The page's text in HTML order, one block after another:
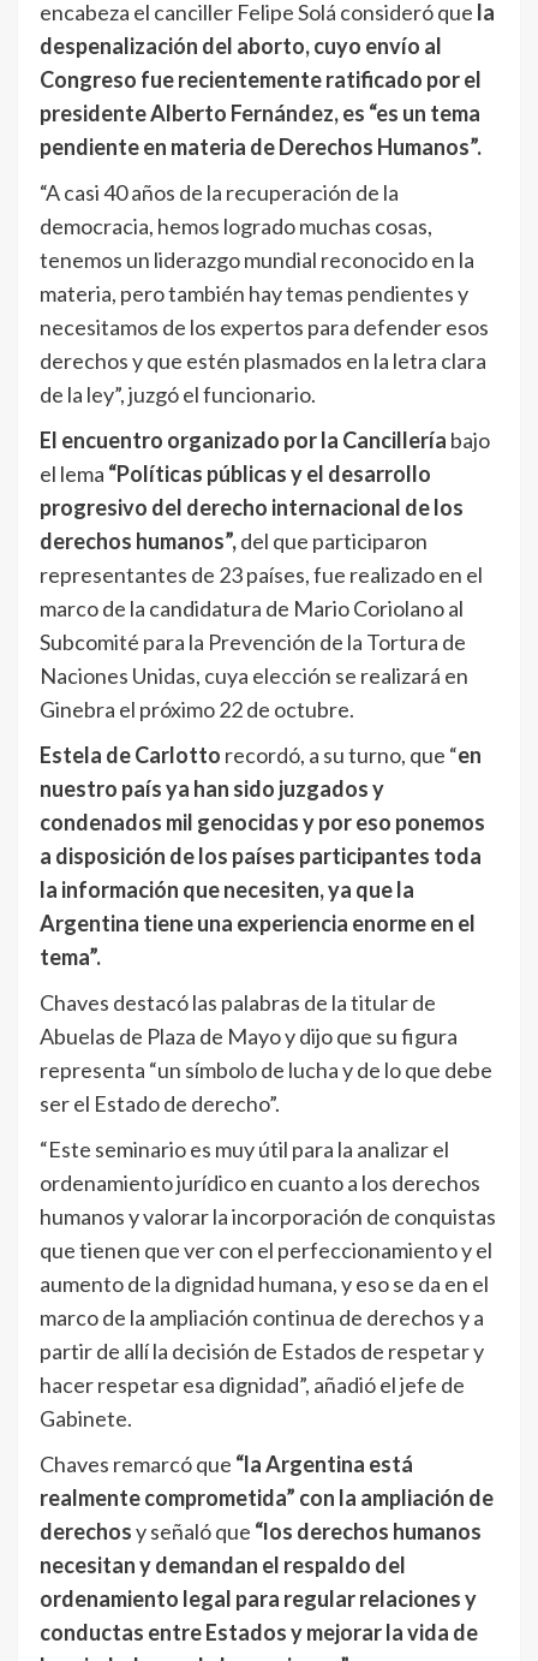
encabeza el canciller Felipe Solá consideró que la
despenalización del aborto, cuyo envío al
Congreso fue recientemente ratificado por el
presidente Alberto Fernández, es “es un tema
pendiente en materia de Derechos Humanos”.
“A casi 40 años de la recuperación de la
democracia, hemos logrado muchas cosas,
tenemos un liderazgo mundial reconocido en la
materia, pero también hay temas pendientes y
necesitamos de los expertos para defender esos
derechos y que estén plasmados en la letra clara
de la ley”, juzgó el funcionario.
El encuentro organizado por la Cancillería bajo
el lema “Políticas públicas y el desarrollo
progresivo del derecho internacional de los
derechos humanos”,del que participaron
representantes de 23 países, fue realizado en el
marco de la candidatura de Mario Coriolano al
Subcomité para la Prevención de la Tortura de
Naciones Unidas, cuya elección se realizará en
Ginebra el próximo 22 de octubre.
Estela de Carlotto recordó, a su turno, que “en
nuestro país ya han sido juzgados y
condenados mil genocidas y por eso ponemos
a disposición de los países participantes toda
la información que necesiten, ya que la
Argentina tiene una experiencia enorme en el
tema”.
Chaves destacó las palabras de la titular de
Abuelas de Plaza de Mayo y dijo que su figura
representa “un símbolo de lucha y de lo que debe
ser el Estado de derecho”.
“Este seminario es muy útil para la analizar el
ordenamiento jurídico en cuanto a los derechos
humanos y valorar la incorporación de conquistas
que tienen que ver con el perfeccionamiento y el
aumento de la dignidad humana, y eso se da en el
marco de la ampliación continua de derechos y a
partir de allí la decisión de Estados de respetar y
hacer respetar esa dignidad”, añadió el jefe de
Gabinete.
Chaves remarcó que “la Argentina está
realmente comprometida” con la ampliación de
derechosy señaló que “los derechos humanos
necesitan y demandan el respaldo del
ordenamiento legal para regular relaciones y
conductas entre Estados y mejorar la vida de